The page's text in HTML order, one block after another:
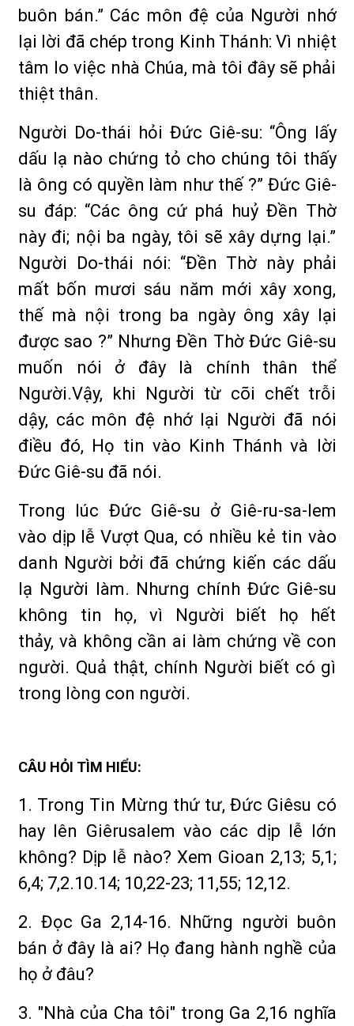
buôn bán.” Các môn đệ của Người nhớ
lại lời đã chép trong Kinh Thánh: Vì nhiệt
tâm lo việc nhà Chúa, mà tôi đây sẽ phải
thiệt thân.
Người Do-thái hỏi Đức Giê-su: “Ông lấy
dấu lạ nào chứng tỏ cho chúng tôi thấy
là ông có quyền làm như thế ?” Đức Giê-
su đáp: “Các ông cứ phá huỷ Đền Thờ
này đi; nội ba ngày, tôi sẽ xây dựng lại.”
Người Do-thái nói: “Đền Thờ này phải
mất bốn mươi sáu năm mới xây xong,
thế mà nội trong ba ngày ông xây lại
được sao ?” Nhưng Đền Thờ Đức Giê-su
muốn nói ở đây là chính thân thể
Người.Vậy, khi Người từ cõi chết trỗi
dậy, các môn đệ nhớ lại Người đã nói
điều đó, Họ tin vào Kinh Thánh và lời
Đức Giê-su đã nói.
Trong lúc Đức Giê-su ở Giê-ru-sa-lem
vào dịp lễ Vượt Qua, có nhiều kẻ tin vào
danh Người bởi đã chứng kiến các dấu
lạ Người làm. Nhưng chính Đức Giê-su
không tin họ, vì Người biết họ hết
thảy, và không cần ai làm chứng về con
người. Quả thật, chính Người biết có gì
trong lòng con người.
CÂU HỎI TÌM HIỂU:
1. Trong Tin Mừng thứ tư, Đức Giêsu có
hay lên Giêrusalem vào các dịp lễ lớn
không? Dịp lễ nào? Xem Gioan 2,13; 5,1;
6,4; 7,2.10.14; 10,22-23; 11,55; 12,12.
2. Đọc Ga 2,14-16. Những người buôn
bán ở đây là ai? Họ đang hành nghề của
họ ở đâu?
3. "Nhà của Cha tôi" trong Ga 2,16 nghĩa